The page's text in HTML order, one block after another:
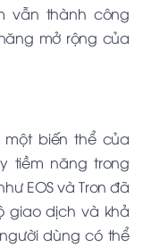
vẫn thành công
mở rộng của
một biến thể của
tiềm năng trong
EOS và Tron đã
giao dịch và khả
dùng có thể